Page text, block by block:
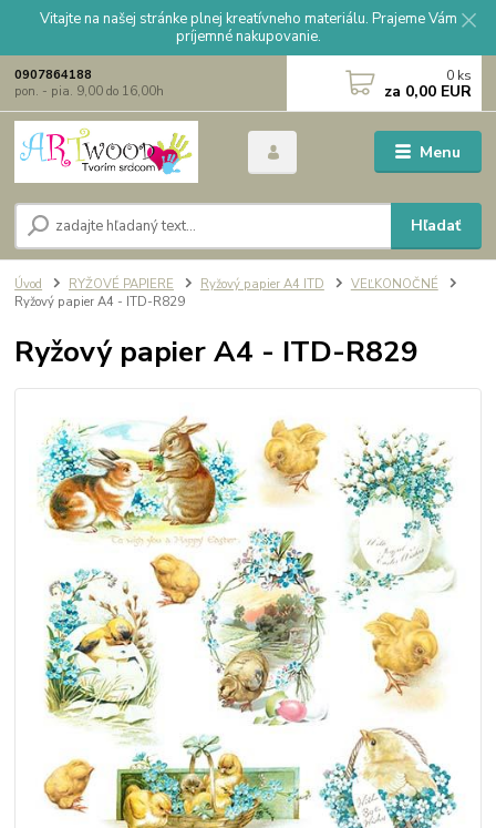
Vitajte na našej stránke plnej kreatívneho materiálu. Prajeme Vám
príjemné nakupovanie.
Menu
Hľadať
0907864188
pon. - pia. 9,00 do 16,00h
0 ks
za 0,00 EUR
Úvod RYŽOVÉ PAPIERE Ryžový papier A4 ITD
VEĽKONOČNÉ
Ryžový papier A4 - ITD-R829
Ryžový papier A4 - ITD-R829